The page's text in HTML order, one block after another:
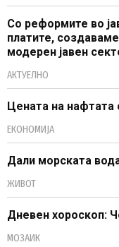
Со реформите во
платите,
модерен јавен
АКТУЕЛНО
Цената на нафтата
ЕКОНОМИЈА
Дали морската
ЖИВОТ
Дневен хороскоп:
МОЗАИК